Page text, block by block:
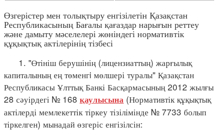
Өзгерістер мен толықтыру енгізілетін Қазақстан
Республикасының Бағалы қағаздар нарығын реттеу
және дамыту мәселелері жөніндегі нормативтік
құқықтық актілерінің тізбесі
1. "Өтініш берушінің (лицензиаттың) жарғылық
капиталының ең төменгi мөлшері туралы" Қазақстан
Республикасы Ұлттық Банкі Басқармасының 2012 жылғы
28 сәуірдегі № 168 қаулысына (Нормативтік құқықтық
актілерді мемлекеттік тіркеу тізілімінде № 7733 болып
тіркелген) мынадай өзгеріс енгізілсін: